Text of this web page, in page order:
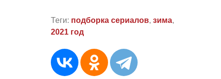
Теги: подборка сериалов, зима,
2021 год